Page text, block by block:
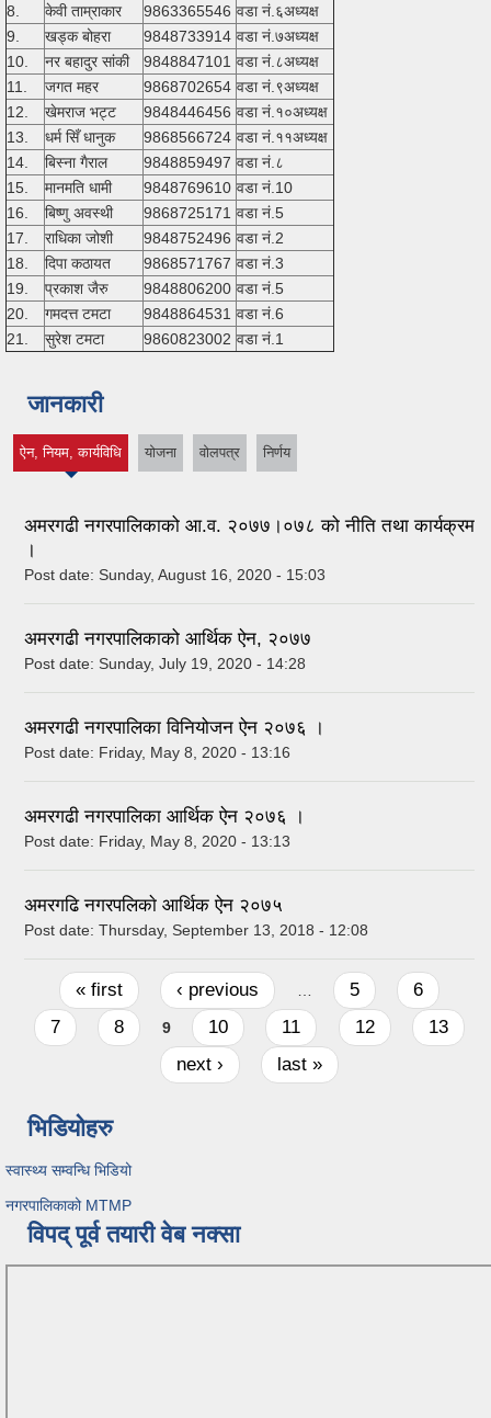
8.
केवी ताम्राकार 9863365546 वडा नं.६अध्यक्ष
9.
खड्क बोहरा 9848733914 वडा नं.७अध्यक्ष
10.
नर बहादुर सांकी 9848847101 वडा नं.८अध्यक्ष
11.
जगत महर 9868702654 वडा नं.९अध्यक्ष
12.
खेमराज भट्ट 9848446456 वडा नं.१०अध्यक्ष
13.
धर्म सिँ धानुक 9868566724 वडा नं.११अध्यक्ष
14.
बिस्ना गैराल 9848859497 वडा नं.८
15.
मानमति धामी 9848769610 वडा नं.10
16.
बिष्णु अवस्थी 9868725171 वडा नं.5
17.
राधिका जोशी 9848752496 वडा नं.2
18.
दिपा कठायत 9868571767 वडा नं.3
19.
प्रकाश जैरु 9848806200 वडा नं.5
20.
गमदत्त टमटा 9848864531 वडा नं.6
21.
सुरेश टमटा 9860823002 वडा नं.1
जानकारी
ऐन, नियम, कार्यविधि
(active tab)
योजना वोलपत्र निर्णय
अमरगढी नगरपालिकाको आ.व. २०७७।०७८ को नीति तथा कार्यक्रम
।
Post date: Sunday, August 16, 2020 - 15:03
अमरगढी नगरपालिकाको आर्थिक ऐन, २०७७
Post date: Sunday, July 19, 2020 - 14:28
अमरगढी नगरपालिका विनियोजन ऐन २०७६ ।
Post date: Friday, May 8, 2020 - 13:16
अमरगढी नगरपालिका आर्थिक ऐन २०७६ ।
Post date: Friday, May 8, 2020 - 13:13
अमरगढि नगरपलिकाे आर्थिक ऐन २०७५
Post date: Thursday, September 13, 2018 - 12:08
Pages
« first ‹ previous 5
6
7
8 9 10 11 12
13
next ›
last »
भिडियोहरु
स्वास्थ्य सम्वन्धि भिडियो
नगरपालिकाको MTMP
विपद् पूर्व तयारी वेब नक्सा